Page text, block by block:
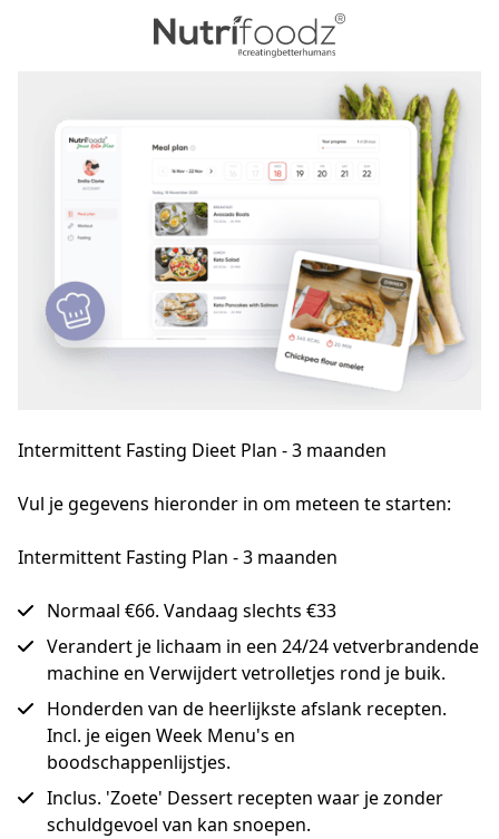
Intermittent Fasting Dieet Plan - 3 maanden
Vul je gegevens hieronder in om meteen te starten:
Intermittent Fasting Plan - 3 maanden
Normaal €66. Vandaag slechts €33
Verandert je lichaam in een 24/24 vetverbrandende
machine en Verwijdert vetrolletjes rond je buik.
Honderden van de heerlijkste afslank recepten.
Incl. je eigen Week Menu's en
boodschappenlijstjes.
Inclus. 'Zoete' Dessert recepten waar je zonder
schuldgevoel van kan snoepen.